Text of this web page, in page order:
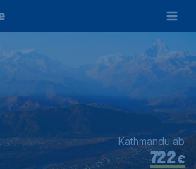
€
722
Kathmandu ab